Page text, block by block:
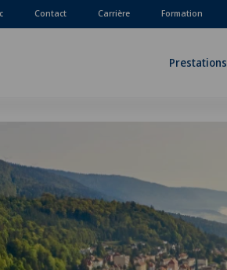
Contact Carrière Formation
Prestations